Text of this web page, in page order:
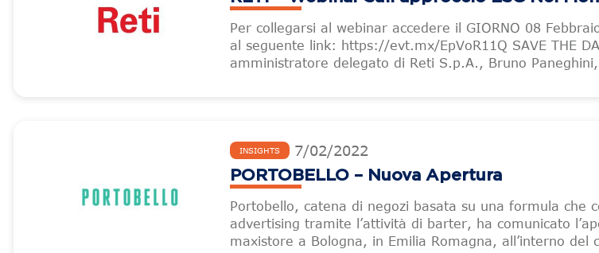
Per collegarsi al webinar accedere il GIORNO 08
al seguente link: https://evt.mx/EpVoR11Q SAVE THE
amministratore delegato di Reti S.p.A., Bruno
INSIGHTS 7/02/2022
PORTOBELLO – Nuova Apertura
Portobello, catena di negozi basata su una formula che
advertising tramite l’attività di barter, ha comunicato
maxistore a Bologna, in Emilia Romagna, all’interno del